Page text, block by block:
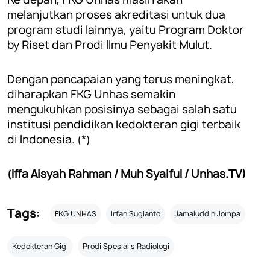
melanjutkan proses akreditasi untuk dua
program studi lainnya, yaitu Program Doktor
by Riset dan Prodi Ilmu Penyakit Mulut.
Dengan pencapaian yang terus meningkat,
diharapkan FKG Unhas semakin
mengukuhkan posisinya sebagai salah satu
institusi pendidikan kedokteran gigi terbaik
di Indonesia. (*)
(Iffa Aisyah Rahman / Muh Syaiful / Unhas.TV)
Tags: FKG UNHAS Irfan Sugianto Jamaluddin Jompa
Kedokteran Gigi Prodi Spesialis Radiologi